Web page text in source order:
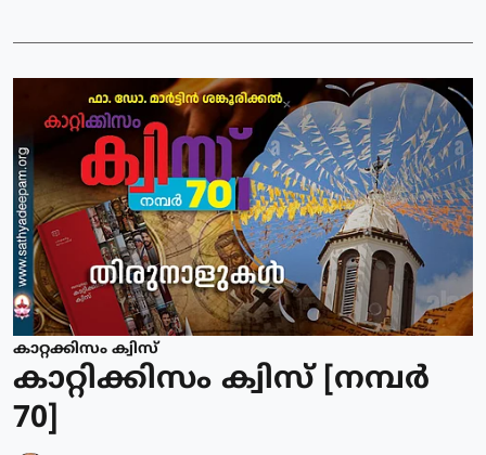
കാറ്റക്കിസം ക്വിസ്
കാറ്റിക്കിസം ക്വിസ് [നമ്പര്‍
70]